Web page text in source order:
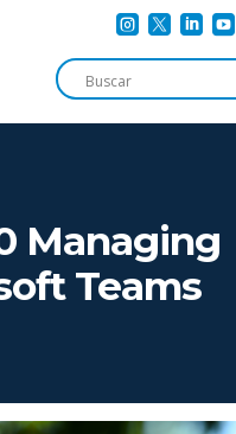
   
Managing
Teams